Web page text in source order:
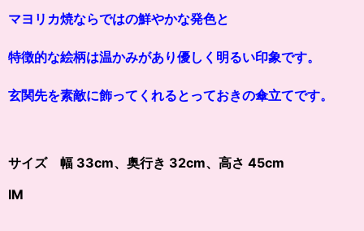
マヨリカ焼ならではの鮮やかな発色と
特徴的な絵柄は温かみがあり優しく明るい印象です。
玄関先を素敵に飾ってくれるとっておきの傘立てです。
サイズ 幅 33cm、奥行き 32cm、高さ 45cm
IM